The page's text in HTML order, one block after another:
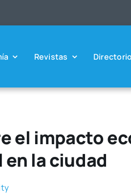
Revis­tas
el impacto
la ciudad